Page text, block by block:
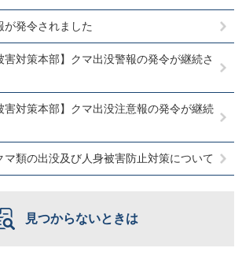
が発令されました
害対策本部】クマ出没警報の発令が継続さ
害対策本部】クマ出没注意報の発令が継続
マ類の出没及び人身被害防止対策について
見つからないときは